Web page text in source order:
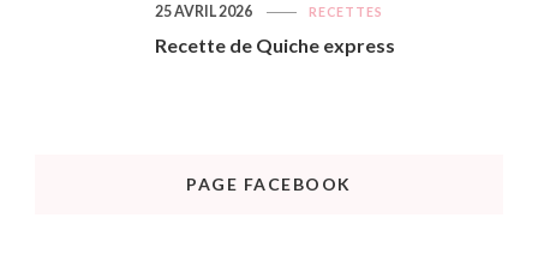
RECETTES
Recette de Quiche express
25 AVRIL 2026
PAGE FACEBOOK